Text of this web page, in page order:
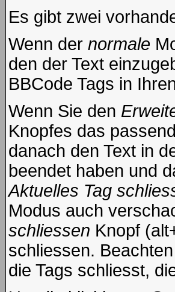
Es gibt zwei
Wenn der normale
den der Text
BBCode Tags in
Wenn Sie den
Knopfes das
danach den Text in
beendet haben und
Aktuelles Tag
Modus auch
schliessen Knopf
schliessen.
die Tags schliesst,